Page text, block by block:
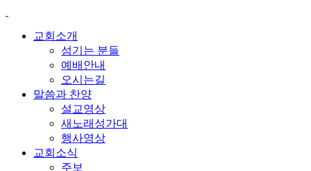
교회소개
섬기는 분들
예배안내
오시는길
말씀과 찬양
설교영상
새노래성가대
행사영상
교회소식
주보